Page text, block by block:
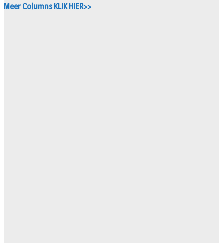
Meer Columns KLIK HIER>>